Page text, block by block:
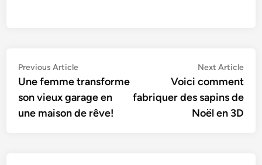
Navigation
de
l’article
Previous ArticlePrevious
article:
Une femme transforme
son vieux garage en
une maison de rêve!
Next Article
Voici comment
fabriquer des sapins de
Noël en 3D